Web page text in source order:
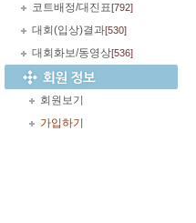
코트배정/대진표[792]
대회(입상)결과[530]
대회화보/동영상[536]
회원보기
가입하기